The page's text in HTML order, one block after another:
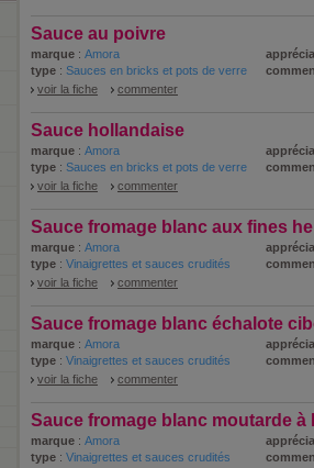
Sauce au poivre
marque : Amora
type : Sauces en bricks et pots de verre
voir la fiche
commenter
Sauce hollandaise
marque : Amora
type : Sauces en bricks et pots de verre
voir la fiche
commenter
Sauce fromage blanc aux fines
marque : Amora
type : Vinaigrettes et sauces crudités
voir la fiche
commenter
Sauce fromage blanc échalote
marque : Amora
type : Vinaigrettes et sauces crudités
voir la fiche
commenter
Sauce fromage blanc moutarde
marque : Amora
type : Vinaigrettes et sauces crudités